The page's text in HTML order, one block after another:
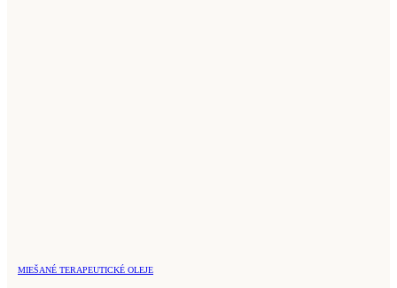
MIEŠANÉ TERAPEUTICKÉ OLEJE